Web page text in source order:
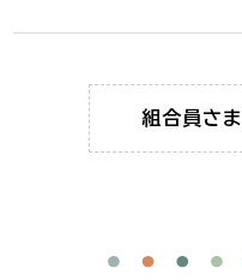
組合員さま